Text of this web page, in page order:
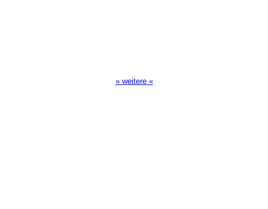
» weitere «